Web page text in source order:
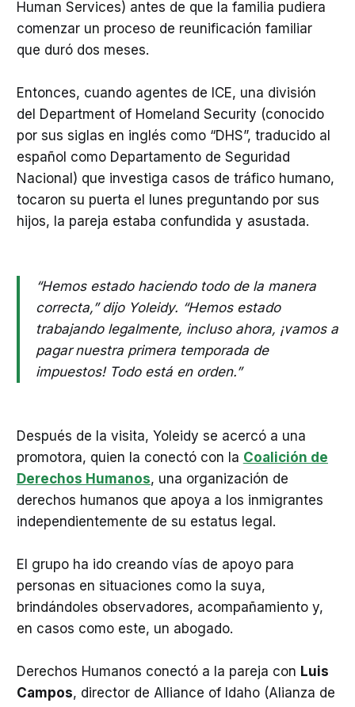
Human Services) antes de que la familia pudiera
comenzar un proceso de reunificación familiar
que duró dos meses.
Entonces, cuando agentes de ICE, una división
del Department of Homeland Security (conocido
por sus siglas en inglés como “DHS”, traducido al
español como Departamento de Seguridad
Nacional) que investiga casos de tráfico humano,
tocaron su puerta el lunes preguntando por sus
hijos, la pareja estaba confundida y asustada.
“Hemos estado haciendo todo de la manera
correcta,” dijo Yoleidy. “Hemos estado
trabajando legalmente, incluso ahora, ¡vamos a
pagar nuestra primera temporada de
impuestos! Todo está en orden.”
Después de la visita, Yoleidy se acercó a una
promotora, quien la conectó con la Coalición de
Derechos Humanos, una organización de
derechos humanos que apoya a los inmigrantes
independientemente de su estatus legal.
El grupo ha ido creando vías de apoyo para
personas en situaciones como la suya,
brindándoles observadores, acompañamiento y,
en casos como este, un abogado.
Derechos Humanos conectó a la pareja con Luis
Campos, director de Alliance of Idaho (Alianza de